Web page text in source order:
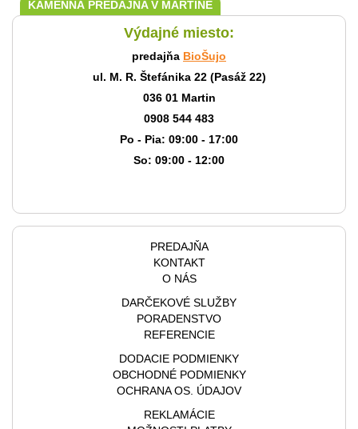
KAMENNÁ PREDAJŇA V MARTINE
Výdajné miesto:
predajňa BioŠujo
ul. M. R. Štefánika 22 (Pasáž 22)
036 01 Martin
0908 544 483
Po - Pia: 09:00 - 17:00
So: 09:00 - 12:00
PREDAJŇA
KONTAKT
O NÁS
DARČEKOVÉ SLUŽBY
PORADENSTVO
REFERENCIE
DODACIE PODMIENKY
OBCHODNÉ PODMIENKY
OCHRANA OS. ÚDAJOV
REKLAMÁCIE